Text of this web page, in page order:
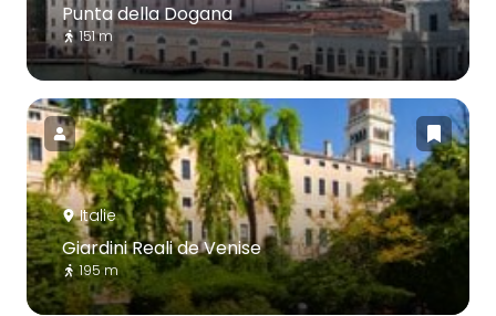
Punta della Dogana
151 m
Italie
Giardini Reali de Venise
195 m